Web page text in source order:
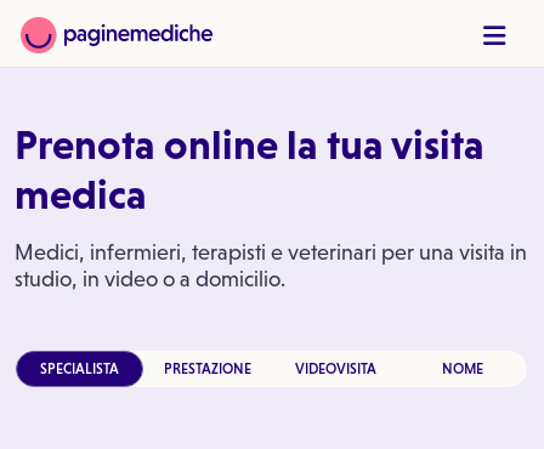
Prenota online la tua visita
medica
Medici, infermieri, terapisti e veterinari per una visita in
studio, in video o a domicilio.
SPECIALISTA PRESTAZIONE VIDEOVISITA NOME